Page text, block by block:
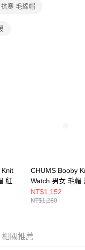
先享後付」服務完成之交
人之同意方可使用
之用戶狀況，依本公司即
抗寒 毛線帽
紅色
CHUMS Booby
Watch 男女 毛帽
CH051388N001
NT$1,152
NT$1,280
相關推薦